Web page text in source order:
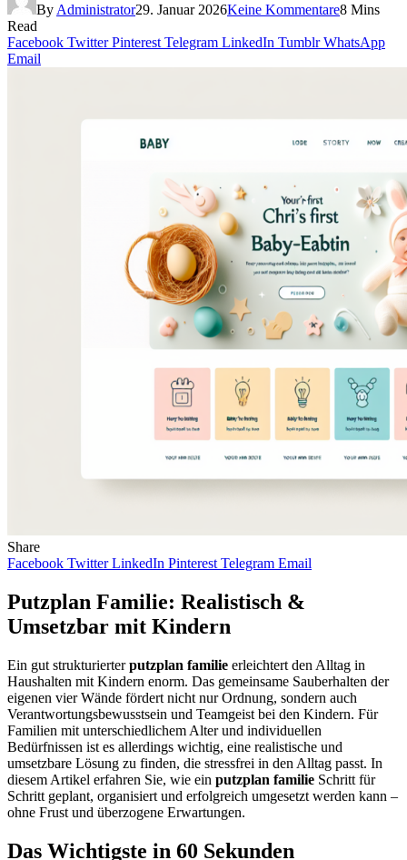
By Administrator29. Januar 2026Keine Kommentare8 Mins
Read
Facebook Twitter Pinterest Telegram LinkedIn Tumblr WhatsApp
Email
Share
Facebook Twitter LinkedIn Pinterest Telegram Email
Putzplan Familie: Realistisch &
Umsetzbar mit Kindern
Ein gut strukturierterputzplan familie erleichtert den Alltag in
Haushalten mit Kindern enorm. Das gemeinsame Sauberhalten der
eigenen vier Wände fördert nicht nur Ordnung, sondern auch
Verantwortungsbewusstsein und Teamgeist bei den Kindern. Für
Familien mit unterschiedlichem Alter und individuellen
Bedürfnissen ist es allerdings wichtig, eine realistische und
umsetzbare Lösung zu finden, die stressfrei in den Alltag passt. In
diesem Artikel erfahren Sie, wie ein putzplan familie Schritt für
Schritt geplant, organisiert und erfolgreich umgesetzt werden kann –
ohne Frust und überzogene Erwartungen.
Das Wichtigste in 60 Sekunden